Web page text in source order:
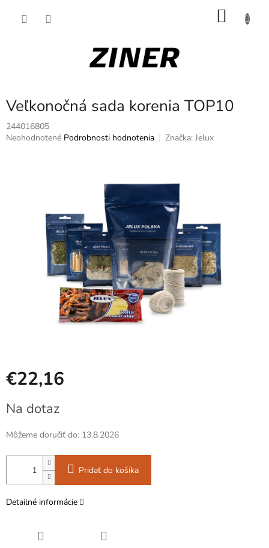
Veľkonočná sada korenia TOP10
244016805
Priemerné
hviezdičiek.
Neohodnotené Podrobnosti hodnotenia Značka: Jelux
€22,16
cena:
Na dotaz
Môžeme doručiť do: 13.8.2026
Pridať do košíka
Detailné informácie